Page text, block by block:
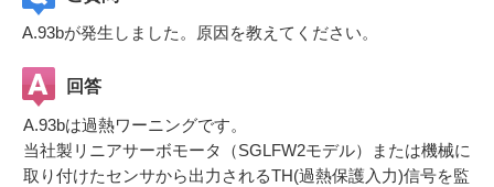
A.93bが発生しました。原因を教えてください。
回答
A.93bは過熱ワーニングです。
当社製リニアサーボモータ（SGLFW2モデル）または機械に
取り付けたセンサから出力されるTH(過熱保護入力)信号を監